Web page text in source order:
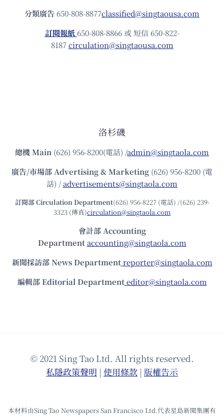
分類廣告 650-808-8877classified@singtaousa.com
訂閱報紙 650-808-8866 或 短信 650-822-
8187circulation@singtaousa.com
洛杉磯
總機Main (626) 956-8200(電話) /admin@singtaola.com
廣告/市場部Advertising & Marketing (626) 956-8200 (電
話) /advertisements@singtaola.com
訂閱部 Circulation Department(626) 956-8227 (電話) /(626) 239-
3323 (傳真)circulation@singtaola.com
會計部 Accounting
Department accounting@singtaola.com
新聞採訪部 News Department reporter@singtaola.com
編輯部 Editorial Department editor@singtaola.com
© 2021 Sing Tao Ltd. All rights reserved.
私隱政策聲明 | 使⽤條款 | 版權告⽰
本材料由Sing Tao Newspapers San Francisco Ltd.代表星島新聞集團有